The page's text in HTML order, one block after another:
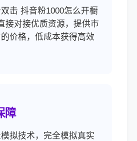
击 抖音粉1000怎么开橱
接对接优质资源，提供市
价格，低成本获得高效
障
拟技术，完全模拟真实